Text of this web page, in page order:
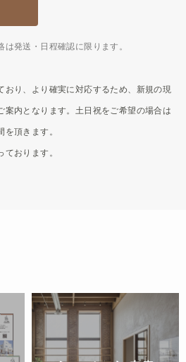
発送・日程確認に限ります。
り、より確実に対応するため、新規の現
案内となります。土日祝をご希望の場合は
頂きます。
おります。